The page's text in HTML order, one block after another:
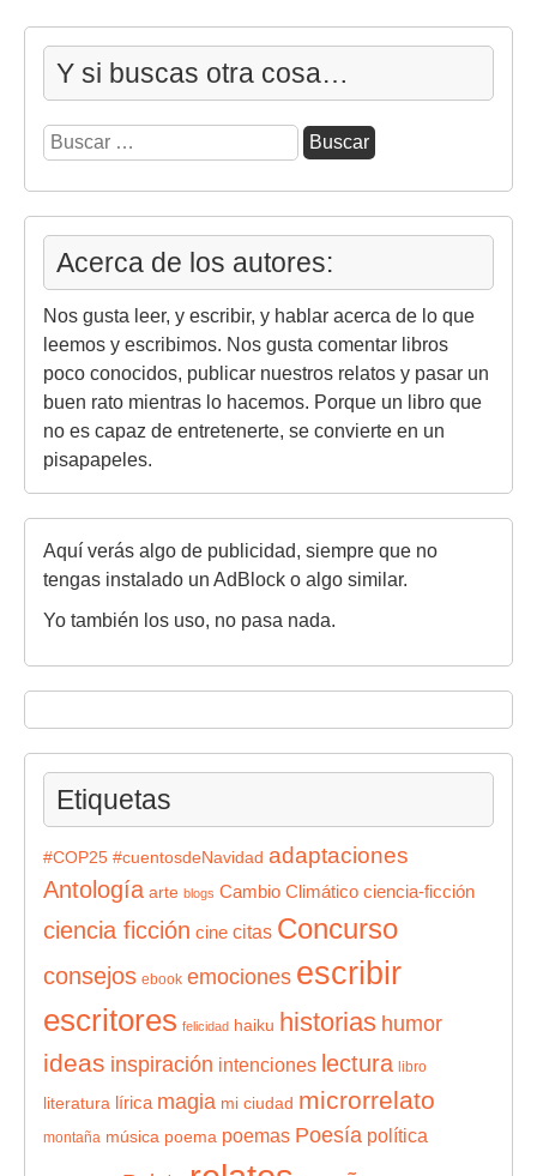
Y si buscas otra cosa…
Buscar:
Acerca de los autores:
Nos gusta leer, y escribir, y hablar acerca de lo que
leemos y escribimos. Nos gusta comentar libros
poco conocidos, publicar nuestros relatos y pasar un
buen rato mientras lo hacemos. Porque un libro que
no es capaz de entretenerte, se convierte en un
pisapapeles.
Aquí verás algo de publicidad, siempre que no
tengas instalado un AdBlock o algo similar.
Yo también los uso, no pasa nada.
Etiquetas
#COP25 #cuentosdeNavidad adaptaciones
Antología arte blogs Cambio Climático ciencia-ficción
ciencia ficción cine citas Concurso
consejos ebook emociones escribir
escritores felicidad haiku historias humor
ideas inspiración intenciones lectura libro
literatura lírica magia mi ciudad microrrelato
montaña música poema poemas Poesía política